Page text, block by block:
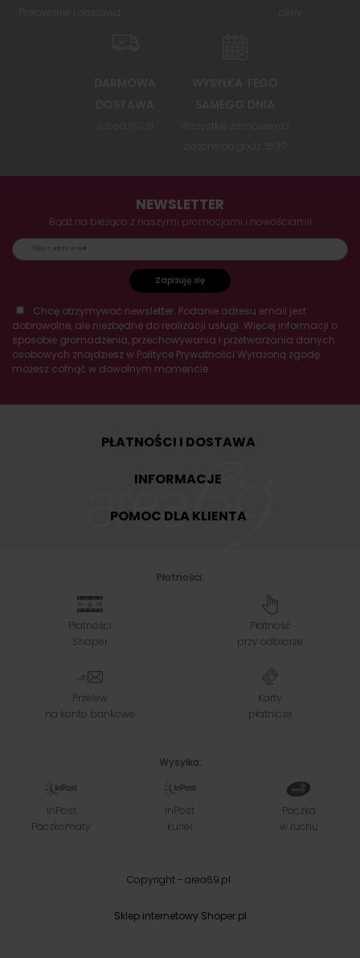
NEWSLETTER
Bądź na bieżąco z naszymi promocjami i nowościami!
Zapisuję się
Chcę otrzymywać newsletter. Podanie adresu email jest
dobrowolne, ale niezbędne do realizacji usługi. Więcej informacji o
sposobie gromadzenia, przechowywania i przetwarzania danych
osobowych znajdziesz w Polityce Prywatności Wyrażoną zgodę
możesz cofnąć w dowolnym momencie.
PŁATNOŚCI I DOSTAWA
INFORMACJE
POMOC DLA KLIENTA
Płatności:
Płatności
Shoper
Płatność
przy odbiorze
Przelew
na konto bankowe
Karty
płatnicze
Wysyłka:
InPost
Paczkomaty
InPost
kurier
Paczka
w ruchu
Copyright - area69.pl
Sklep internetowy Shoper.pl